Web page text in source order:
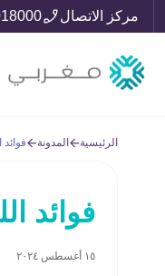
مركز الاتصال
الرئيسية المدونة
فوائد
١٥ أغسطس ٢٠٢٤